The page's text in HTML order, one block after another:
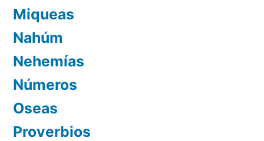
Miqueas
Nahúm
Nehemías
Números
Oseas
Proverbios